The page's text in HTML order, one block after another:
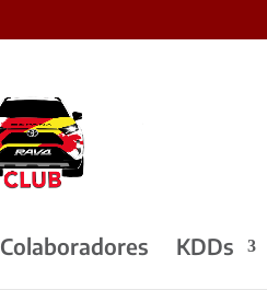
Colaboradores KDDs